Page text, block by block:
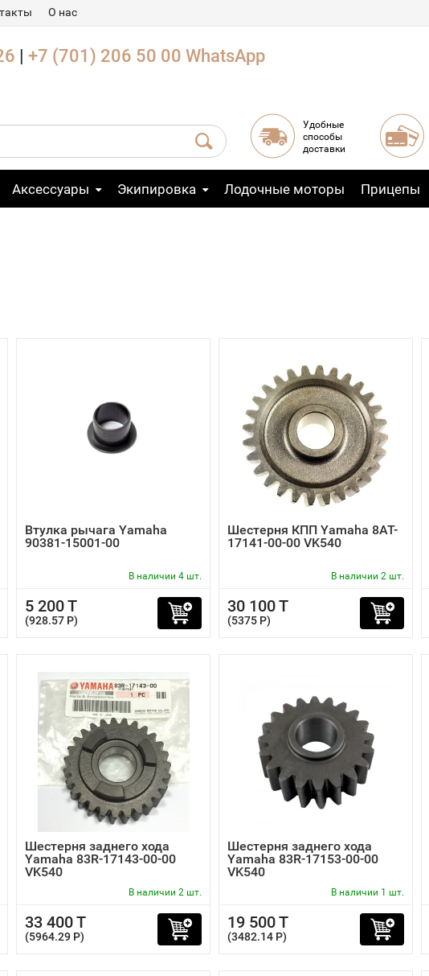
О нас
| +7 (701) 206 50 00 WhatsApp
Удобные
способы
доставки
Аксессуары Экипировка Лодочные моторы Прицепы
Втулка рычага Yamaha
90381-15001-00
В наличии 4 шт.
5 200 T
(928.57 P)
Шестерня КПП Yamaha 8AT-
17141-00-00 VK540
В наличии 2 шт.
30 100 T
(5375 P)
Шестерня заднего хода
Yamaha 83R-17143-00-00
VK540
В наличии 2 шт.
33 400 T
(5964.29 P)
Шестерня заднего хода
Yamaha 83R-17153-00-00
VK540
В наличии 1 шт.
19 500 T
(3482.14 P)